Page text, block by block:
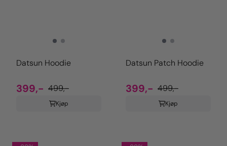
Datsun Hoodie
399,- 499,-
Kjøp
Datsun Patch Hoodie
399,- 499,-
Kjøp